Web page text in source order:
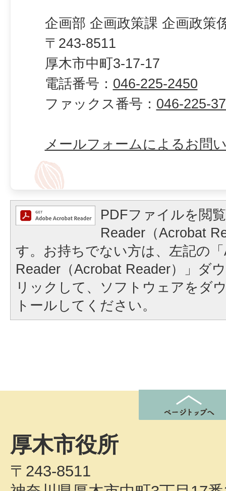
企画部 企画政策課 企画政策
〒243-8511
厚木市中町3-17-17
電話番号： 046-225-2450
ファックス番号： 046-225-
メールフォームによるお問
PDFファイルを閲
Reader（Acrobat
す。お持ちでない方は、左記の
Reader（Acrobat Reader）」ダ
リックして、ソフトウェアをダ
トールしてください。
厚木市役所
〒243-8511